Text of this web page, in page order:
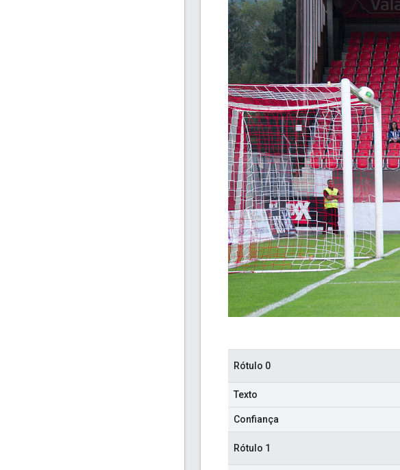
Rótulo 0
Texto
Confiança
Rótulo 1